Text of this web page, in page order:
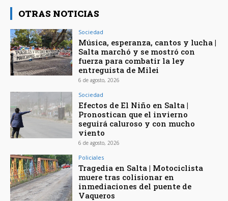
OTRAS NOTICIAS
Sociedad
Música, esperanza, cantos y lucha |
Salta marchó y se mostró con
fuerza para combatir la ley
entreguista de Milei
6 de agosto, 2026
Sociedad
Efectos de El Niño en Salta |
Pronostican que el invierno
seguirá caluroso y con mucho
viento
6 de agosto, 2026
Policiales
Tragedia en Salta | Motociclista
muere tras colisionar en
inmediaciones del puente de
Vaqueros